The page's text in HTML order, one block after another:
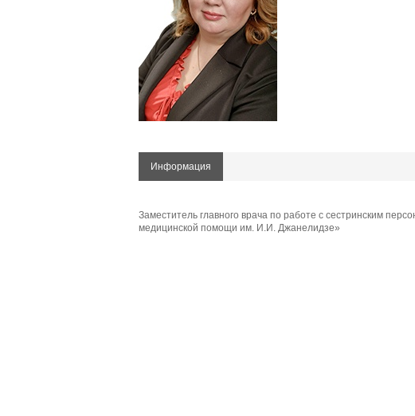
Информация
Заместитель главного врача по работе с сестринским
медицинской помощи им. И.И. Джанелидзе»